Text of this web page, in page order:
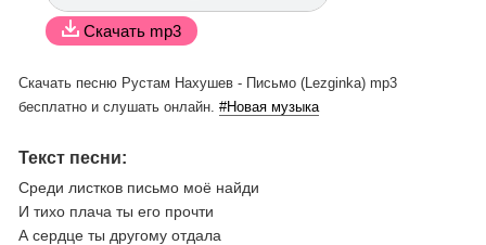
Скачать mp3
Скачать песню Рустам Нахушев - Письмо (Lezginka) mp3
бесплатно и слушать онлайн. #Новая музыка
Текст песни:
Среди листков письмо моё найди
И тихо плача ты его прочти
А сердце ты другому отдала